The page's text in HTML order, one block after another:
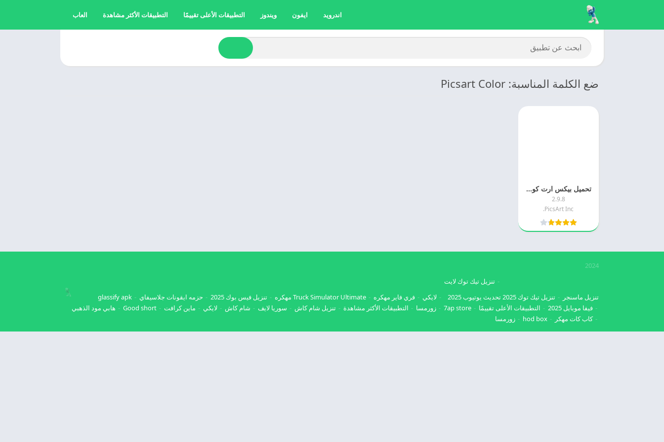
اندرويد ايفون ويندوز التطبيقات الأعلى تقييمًا التطبيقات الأكثر مشاهدة العاب
ضع الكلمة المناسبة: Picsart Color
تحميل بيكس ارت كولور 2025 Picsart Color مهكر اخر اصدار
2.9.8
PicsArt Inc.
2024
تنزيل ماسنجر تنزيل تيك توك 2025
تنزيل تيك توك لايت
تحديث يوتيوب 2025
لايكي فري فاير مهكره Truck Simulator Ultimate مهكره تنزيل فيس بوك 2025 حزمه ايقونات جلاسيفاي
glassify apk
فيفا موبايل 2025
التطبيقات الأعلى تقييمًا 7ap store زورمسا التطبيقات الأكثر مشاهدة تنزيل شام كاش سوريا لايف شام كاش لايكي ماين كرافت Good short
هابي مود الذهبي
كاب كات مهكر
hod box زورمسا